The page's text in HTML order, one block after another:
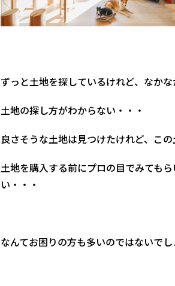
ずっと土地を探しているけれど、なか
土地の探し方がわからない・・・
良さそうな土地は見つけたけれど、こ
土地を購入する前にプロの目でみても
い・・・
なんてお困りの方も多いのではないで